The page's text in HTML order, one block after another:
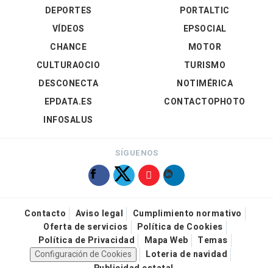
DEPORTES
VÍDEOS
PORTALTIC
EPSOCIAL
CHANCE
CULTURAOCIO
DESCONECTA
EPDATA.ES
INFOSALUS
MOTOR
TURISMO
NOTIMÉRICA
CONTACTOPHOTO
SÍGUENOS
Contacto Aviso legal
Cumplimiento normativo
Oferta de servicios
Política de Cookies
Política de Privacidad
Mapa Web
Temas
Configuración de Cookies
Loteria de navidad